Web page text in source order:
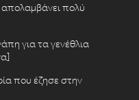
πολύ
για τα γενέθλια
που έζησε στην